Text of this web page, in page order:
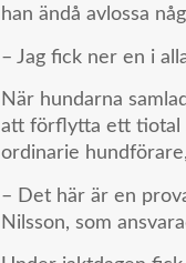
han ändå avlossa
– Jag fick ner en i
När hundarna
att förflytta ett tiotal
ordinarie
– Det här är en
Nilsson, som